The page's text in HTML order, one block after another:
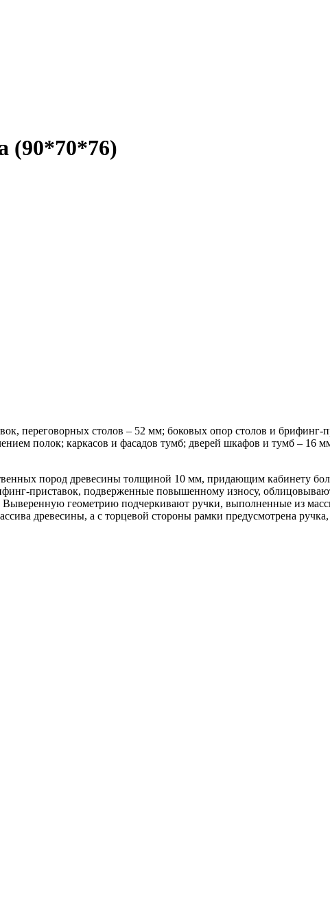
(90*70*76)
переговорных столов – 52 мм; боковых опор столов и
полок; каркасов и фасадов тумб; дверей шкафов и тумб –
пород древесины толщиной 10 мм, придающим кабинету
приставок, подверженные повышенному износу,
геометрию подчеркивают ручки, выполненные из
древесины, а с торцевой стороны рамки предусмотрена